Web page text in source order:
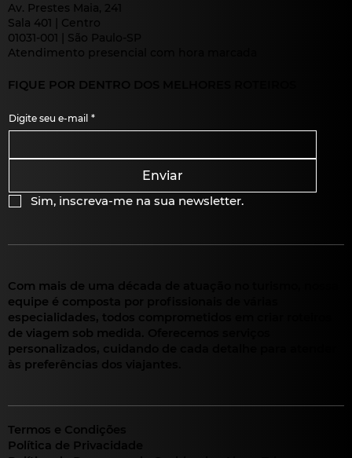
Av. Prestes Maia, 241
Sala 401 | Centro
01031-001 | São Paulo-SP
Atendimento presencial com hora marcada
FIQUE POR DENTRO DOS MELHORES ROTEIROS
Digite seu e-mail *
Enviar
Sim, inscreva-me na sua newsletter.
Com mais de uma década de atuação no turismo, nossa
equipe é composta por profissionais de várias
especialidades, todos comprometidos em criar roteiros
de viagem sob medida. Oferecemos serviços
personalizados, cuidando de cada detalhe para atender
às preferências dos viajantes.
Termos e Condições
Política de Privacidade